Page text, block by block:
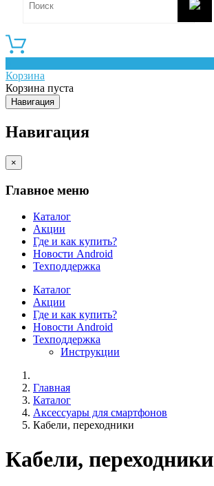
Корзина
Корзина пуста
Навигация
Навигация
×
Главное меню
Каталог
Акции
Где и как купить?
Новости Android
Техподдержка
Каталог
Акции
Где и как купить?
Новости Android
Техподдержка
Инструкции
Главная
Каталог
Аксессуары для смартфонов
Кабели, переходники
Кабели, переходники